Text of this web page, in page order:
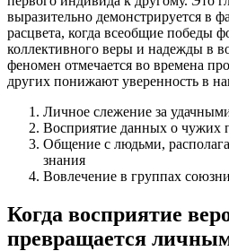
выразительно демонстрируется в
расцвета, когда всеобщие победы
коллективного веры и надежды в
феномен отмечается во времена
других понижают уверенность в
Личное слежение за
Восприятие данных о чужих
Общение с людьми,
знания
Вовлечение в группах
Когда восприятие
превращается